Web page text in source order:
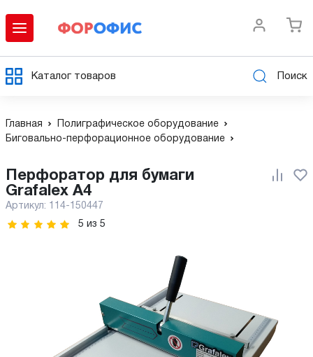
Каталог товаров Поиск
Главная
Полиграфическое оборудование
Биговально-перфорационное оборудование
Grafalex A4
Артикул: 114-150447
5 из 5